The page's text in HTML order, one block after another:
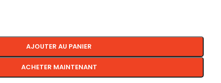
AJOUTER AU PANIER
ACHETER MAINTENANT